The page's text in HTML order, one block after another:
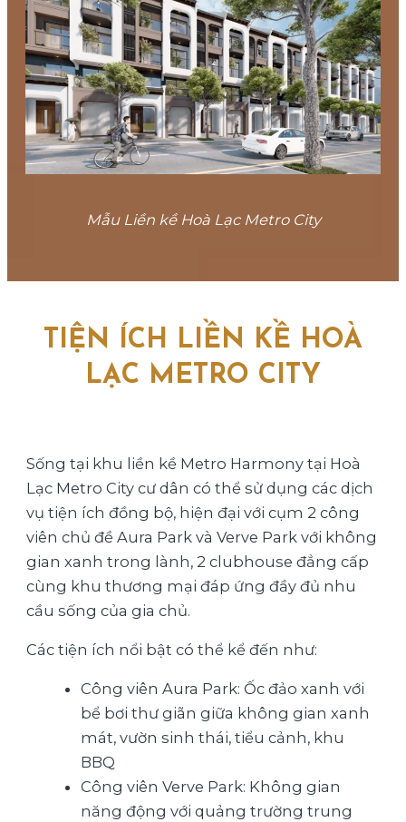
Mẫu Liền kề Hoà Lạc Metro City
TIỆN ÍCH LIỀN KỀ HOÀ
LẠC METRO CITY
Sống tại khu liền kề Metro Harmony tại Hoà
Lạc Metro City cư dân có thể sử dụng các dịch
vụ tiện ích đồng bộ, hiện đại với cụm 2 công
viên chủ đề Aura Park và Verve Park với không
gian xanh trong lành, 2 clubhouse đẳng cấp
cùng khu thương mại đáp ứng đầy đủ nhu
cầu sống của gia chủ.
Các tiện ích nổi bật có thể kể đến như:
Công viên Aura Park: Ốc đảo xanh với
bể bơi thư giãn giữa không gian xanh
mát, vườn sinh thái, tiểu cảnh, khu
BBQ
Công viên Verve Park: Không gian
năng động với quảng trường trung